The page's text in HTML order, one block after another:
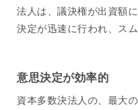
法人は、議決権が出資額
決定が迅速に行われ、ス
意思決定が効率的
資本多数決法人の、最大